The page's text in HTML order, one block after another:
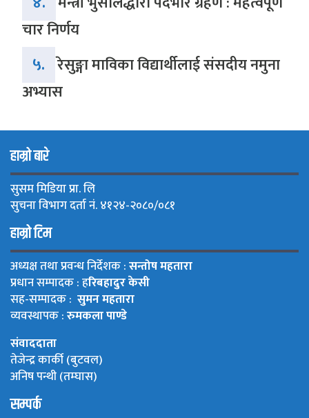
चार निर्णय
५. रेसुङ्गा माविका विद्यार्थीलाई संसदीय नमुना
अभ्यास
हाम्रो बारे
सुसम मिडिया प्रा. लि
सुचना विभाग दर्ता नं. ४१२४-२०८०/०८१
हाम्रो टिम
अध्यक्ष तथा प्रवन्ध निर्देशक :सन्तोष महतारा
प्रधान सम्पादक : हरिबहादुर केसी
सह-सम्पादक : सुमन महतारा
व्यवस्थापक :रुमकला पाण्डे
संवाददाता
तेजेन्द्र कार्की (बुटवल)
अनिष पन्थी (तम्घास)
सम्पर्क